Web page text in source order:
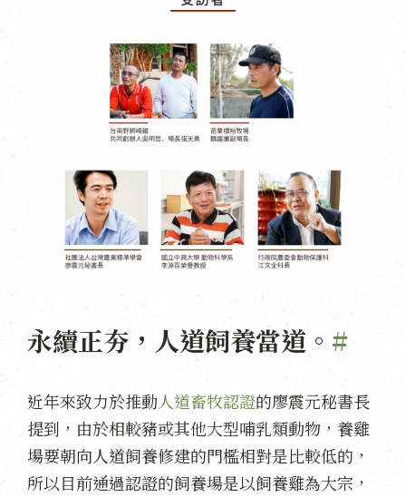
永續正夯，人道飼養當道。 #
近年來致力於推動人道畜牧認證的廖震元秘書長
提到，由於相較豬或其他大型哺乳類動物，養雞
場要朝向人道飼養修建的門檻相對是比較低的，
所以目前通過認證的飼養場是以飼養雞為大宗，